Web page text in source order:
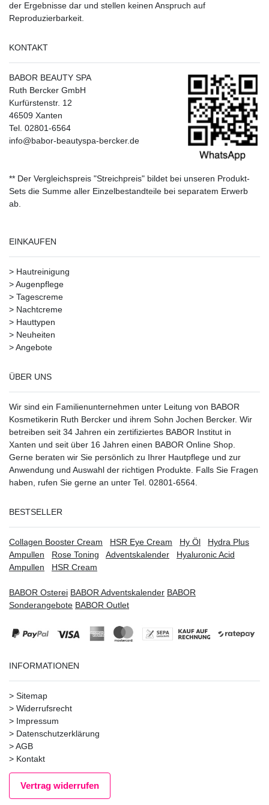
der Ergebnisse dar und stellen keinen Anspruch auf
Reproduzierbarkeit.
KONTAKT
BABOR BEAUTY SPA
Ruth Bercker GmbH
Kurfürstenstr. 12
46509 Xanten
Tel. 02801-6564
info@babor-beautyspa-bercker.de
** Der Vergleichspreis "Streichpreis" bildet bei unseren Produkt-
Sets die Summe aller Einzelbestandteile bei separatem Erwerb
ab.
EINKAUFEN
> Hautreinigung
>Augenpflege
> Tagescreme
> Nachtcreme
> Hauttypen
> Neuheiten
>Angebote
ÜBER UNS
Wir sind ein Familienunternehmen unter Leitung von BABOR
Kosmetikerin Ruth Bercker und ihrem Sohn Jochen Bercker. Wir
betreiben seit 34 Jahren ein zertifiziertes BABOR Institut in
Xanten und seit über 16 Jahren einen BABOR Online Shop.
Gerne beraten wir Sie persönlich zu Ihrer Hautpflege und zur
Anwendung und Auswahl der richtigen Produkte. Falls Sie Fragen
haben, rufen Sie gerne an unter Tel. 02801-6564.
BESTSELLER
Collagen Booster Cream HSR Eye Cream Hy Öl
Hydra Plus
Ampullen
Rose Toning Adventskalender
Hyaluronic Acid
Ampullen
HSR Cream
BABOR Osterei BABOR Adventskalender BABOR
Sonderangebote BABOR Outlet
INFORMATIONEN
> Sitemap
> Widerrufsrecht
> Impressum
> Datenschutzerklärung
>AGB
> Kontakt
Vertrag widerrufen